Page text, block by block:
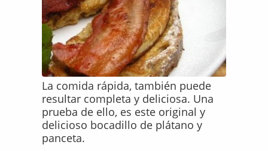
La comida rápida, también puede
resultar completa y deliciosa. Una
prueba de ello, es este original y
delicioso bocadillo de plátano y
panceta.